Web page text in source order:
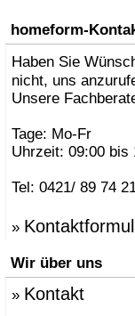
homeform-
Haben Sie
nicht, uns
Unsere
Tage: Mo-Fr
Uhrzeit: 09:00 bis
Tel: 0421/ 89 74
»
Wir über uns
» Kontakt